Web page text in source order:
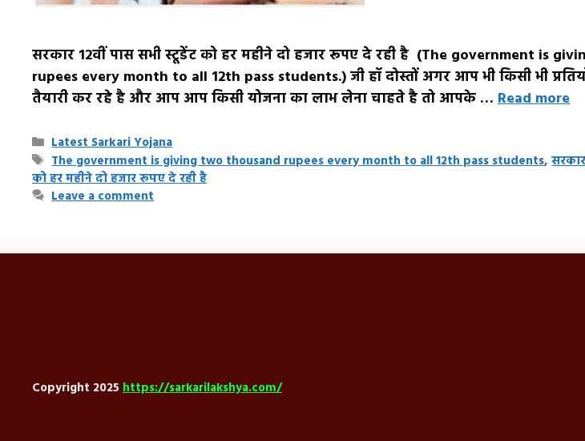
सरकार 12वीं पास सभी स्टूडेंट को हर महीने दो हजार रूपए दे रही है (The government is
rupees every month to all 12th pass students.) जी हॉ दोस्तों अगर आप भी किसी भी
तैयारी कर रहे है और आप आप किसी योजना का लाभ लेना चाहते है तो आपके … Read more
Categories
Latest Sarkari Yojana
Tags
The government is giving two thousand rupees every month to all 12th pass students,
को हर महीने दो हजार रूपए दे रही है
Leave a comment
Copyright 2025 https://sarkarilakshya.com/